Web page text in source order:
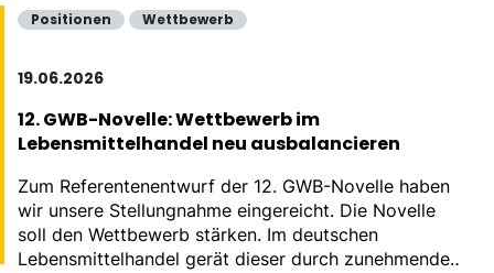
Positionen Wettbewerb
19.06.2026
12. GWB-Novelle: Wettbewerb im
Lebensmittelhandel neu ausbalancieren
Zum Referentenentwurf der 12. GWB-Novelle haben
wir unsere Stellungnahme eingereicht. Die Novelle
soll den Wettbewerb stärken. Im deutschen
Lebensmittelhandel gerät dieser durch zunehmende